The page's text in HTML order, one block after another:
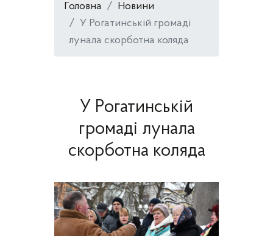
Головна
Новини
У Рогатинській громаді
лунала скорботна коляда
У Рогатинській
громаді лунала
скорботна коляда